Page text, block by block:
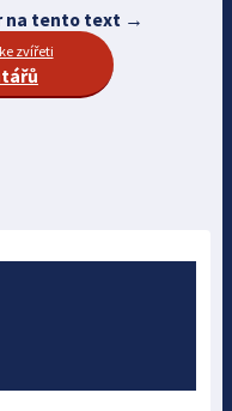
na tento text →
zvířeti